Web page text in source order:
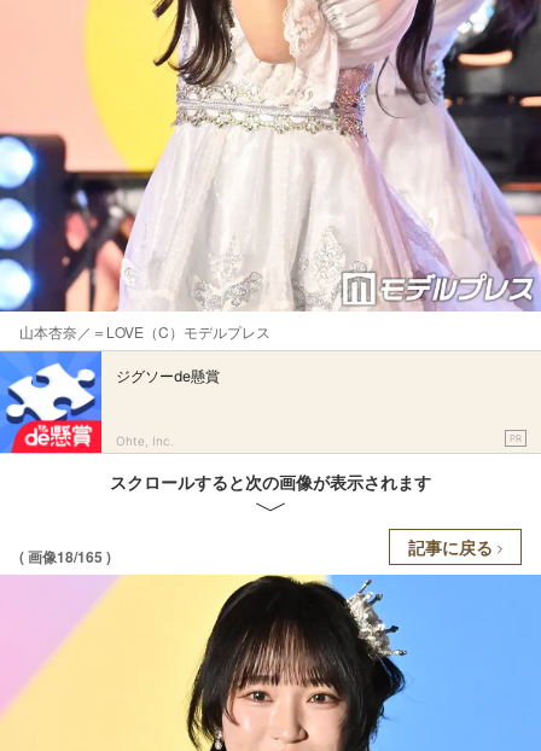
山本杏奈／＝LOVE（C）モデルプレス
ジグソーde懸賞
Ohte, Inc. PR
スクロールすると次の画像が表示されます
( 画像18/165 ) 記事に戻る